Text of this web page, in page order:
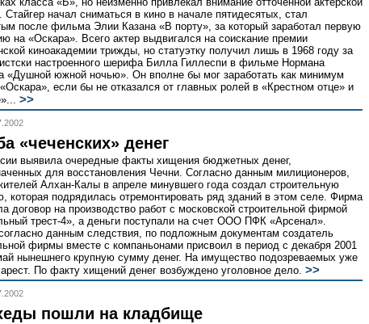
Стайгер начал сниматься в кино в начале пятидесятых, стал
после фильма Элии Казана «В порту», за который заработал первую
на «Оскара». Всего актер выдвигался на соискание премии
киноакадемии трижды, но статуэтку получил лишь в 1968 году за
настроенного шерифа Билла Гиллеспи в фильме Нормана
«Душной южной ночью». Он вполне бы мог заработать как минимум
если бы не отказался от главных ролей в «Крестном отце» и
>>
«чеченских» денег
выявила очередные факты хищения бюджетных денег,
для восстановления Чечни. Согласно данным милиционеров,
Алхан-Калы в апреле минувшего года создал строительную
которая подрядилась отремонтировать ряд зданий в этом селе. Фирма
договор на производство работ с московской строительной фирмой
трест-4», а деньги поступали на счет ООО ПФК «Арсенал».
данным следствия, по подложным документам создатель
фирмы вместе с компаньонами присвоил в период с декабря 2001
нынешнего крупную сумму денег. На имущество подозреваемых уже
По факту хищений денег возбуждено уголовное дело. >>
пошли на кладбище